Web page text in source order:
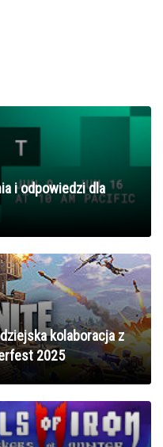
i odpowiedzi dla
kolaboracja z
2025